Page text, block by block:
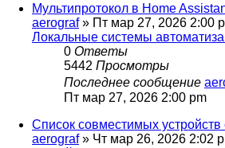
Мультипротокол в Home
aerograf» Пт мар 27, 2026 2:00
Локальные системы
0 Ответы
5442 Просмотры
Последнее сообщение
Пт мар 27, 2026 2:00 pm
Список совместимых устройств
aerograf» Чт мар 26, 2026 2:02